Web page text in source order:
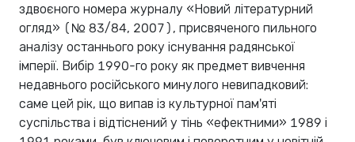
здвоєного номера журналу «Новий літературний
огляд» (№ 83/84, 2007), присвяченого пильного
аналізу останнього року існування радянської
імперії. Вибір 1990-го року як предмет вивчення
недавнього російського минулого невипадковий:
саме цей рік, що випав із культурної пам'яті
суспільства і відтіснений у тінь «ефектними» 1989 і